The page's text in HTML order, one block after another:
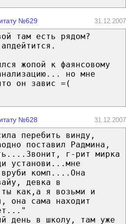
№629 31.12.2007
там есть рядом?
жопой к фаянсовому
но мне
он завис =(
№628 31.12.2007
перебить винду,
поставил Радмина,
г-рит мирка
установи...мне
вруби комп....Она
девка в
как,а я возьми и
она сама находит
день в школу, там уже